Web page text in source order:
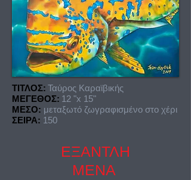
ΤΙΤΛΟΣ: Ταύρος Καραϊβικής
ΜΕΓΕΘΟΣ: 12 "x 15"
ΜΕΣΟ: μεταξωτό ζωγραφισμένο στο χέρι
ΣΕΙΡΑ: 150
ΕΞΑΝΤΛΗ
ΜΕΝΑ